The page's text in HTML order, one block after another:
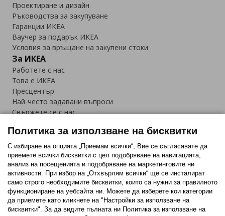
Проектиране и дизайн
Ръководства за закупуване
Гаранции ИКЕА
Ваучер за подарък ИКЕА
Условия за връщане на закупени стоки
За ИКЕА
Работете с нас
Това е ИКЕА
Пресцентър
Най-често задавани въпроси
Свържете се с нас
Последвайте ни:
FacebookTwitterYoutubePinterestInstagram
Политика за използване на бисквитки
С избиране на опцията „Приемам всички“, Вие се съгласявате да
приемете всички бисквитки с цел подобряване на навигацията,
анализ на посещенията и подобряване на маркетинговите ни
активности. При избор на „Отхвърлям всички“ ще се инсталират
само строго необходимитe бисквитки, които са нужни за правилното
функциониране на уебсайта ни. Можете да изберете кои категории
да приемете като кликнете на "Настройки за използване на
бисквитки". За да видите пълната ни Политика за използване на